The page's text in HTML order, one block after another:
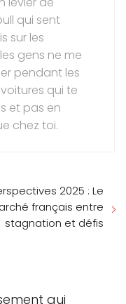
qui sent
sur les
gens ne me
pendant les
voitures qui te
et pas en
chez toi.
2025 : Le
français entre
stagnation et défis
qui